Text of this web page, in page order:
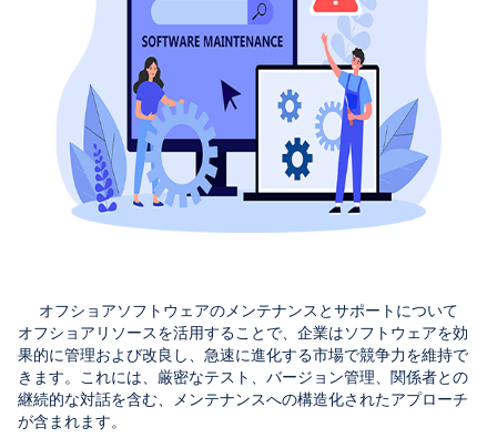
オフショアソフトウェアのメンテナンスとサポートについて
オフショアリソースを活用することで、企業はソフトウェアを効
果的に管理および改良し、急速に進化する市場で競争力を維持で
きます。これには、厳密なテスト、バージョン管理、関係者との
継続的な対話を含む、メンテナンスへの構造化されたアプローチ
が含まれます。